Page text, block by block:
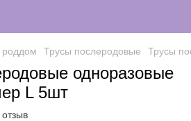
Трусы послеродовые Трусы
одноразовые
L 5шт